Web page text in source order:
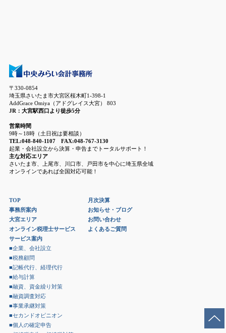
〒330-0854
埼玉県さいたま市大宮区桜木町1-398-1
AddGrace Omiya（アドグレイス大宮） 803
JR：大宮駅西口より徒歩5分
営業時間
9時～18時（土日祝は要相談）
TEL:048-840-1107 FAX:048-767-3130
起業・会社設立から決算・申告までトータルサポート！
主な対応エリア
さいたま市、上尾市、川口市、戸田市を中心に埼玉県全域
オンラインであれば全国対応可能！
TOP
事務所案内
大宮エリア
オンライン税理士サービス
サービス案内
■企業、会社設立
■税務顧問
■記帳代行、経理代行
■給与計算
■融資、資金繰り対策
■融資調査対応
■事業承継対策
■セカンドオピニオン
■個人の確定申告
月次決算
お知らせ・ブログ
お問い合わせ
よくあるご質問